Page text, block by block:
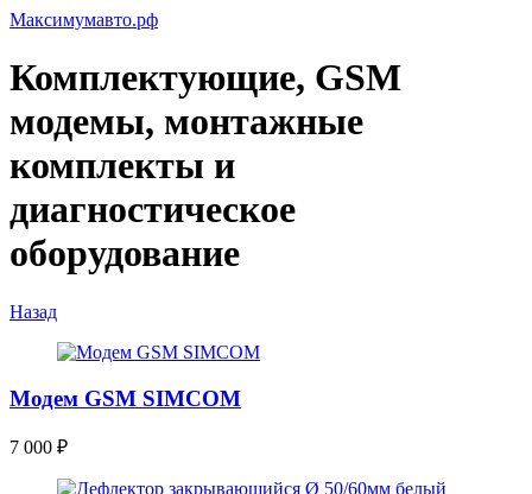
Максимумавто.рф
Комплектующие, GSM
модемы, монтажные
комплекты и
диагностическое
оборудование
Назад
Модем GSM SIMCOM
7 000 ₽